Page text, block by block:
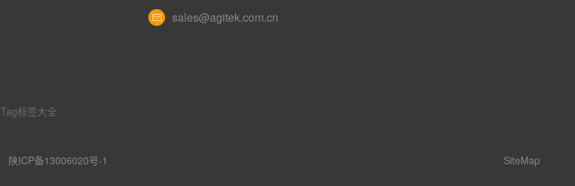
sales@agitek.com.cn
Tag标签大全
陕ICP备13006020号-1 SiteMap